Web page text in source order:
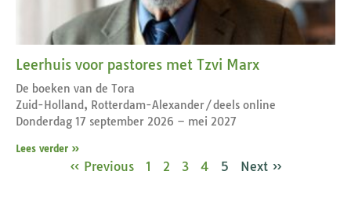
Leerhuis voor pastores met Tzvi Marx
De boeken van de Tora
Zuid-Holland, Rotterdam-Alexander/deels online
Donderdag 17 september 2026 – mei 2027
Lees verder »
« Previous 1 2 3 4 5 Next »